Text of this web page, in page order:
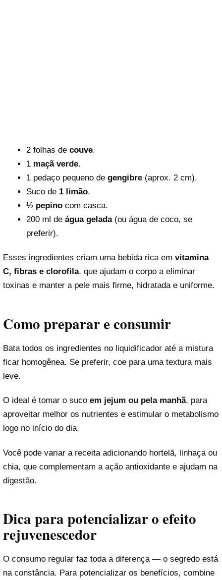
2 folhas de couve.
1 maçã verde.
1 pedaço pequeno de gengibre(aprox. 2 cm).
Suco de 1 limão.
½ pepinocom casca.
200 ml de água gelada(ou água de coco, se
preferir).
Esses ingredientes criam uma bebida rica em vitamina
C, fibras e clorofila, que ajudam o corpo a eliminar
toxinas e manter a pele mais firme, hidratada e uniforme.
Como preparar e consumir
Bata todos os ingredientes no liquidificador até a mistura
ficar homogênea. Se preferir, coe para uma textura mais
leve.
O ideal é tomar o suco em jejum ou pela manhã, para
aproveitar melhor os nutrientes e estimular o metabolismo
logo no início do dia.
Você pode variar a receita adicionando hortelã, linhaça ou
chia, que complementam a ação antioxidante e ajudam na
digestão.
Dica para potencializar o efeito
rejuvenescedor
O consumo regular faz toda a diferença — o segredo está
na constância. Para potencializar os benefícios, combine